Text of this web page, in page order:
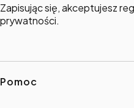
Zapisując się, akceptujesz
prywatności.
Linki w stopce
Pomoc